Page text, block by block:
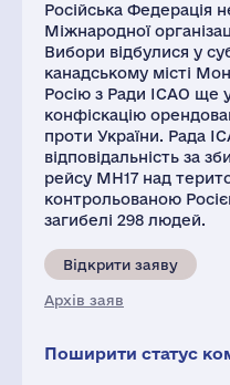
Російська Федерація
Міжнародної
Вибори відбулися у
канадському місті
Росію з Ради ІСАО ще
конфіскацію
проти України. Рада
відповідальність за
рейсу MH17 над
контрольованою
загибелі 298 людей.
Відкрити заяву
Архів заяв
Поширити статус